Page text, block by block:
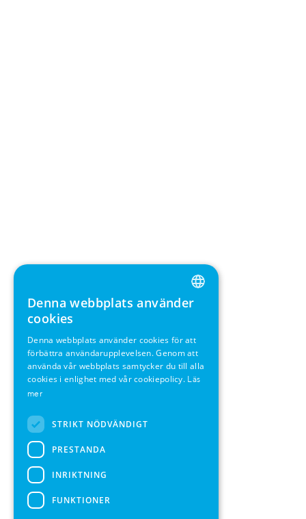
ENGLISH
SWEDISH
FRENCH
Denna webbplats använder
cookies
Denna webbplats använder cookies för att
förbättra användarupplevelsen. Genom att
använda vår webbplats samtycker du till alla
cookies i enlighet med vår cookiepolicy. Läs
mer
STRIKT NÖDVÄNDIGT
PRESTANDA
INRIKTNING
FUNKTIONER